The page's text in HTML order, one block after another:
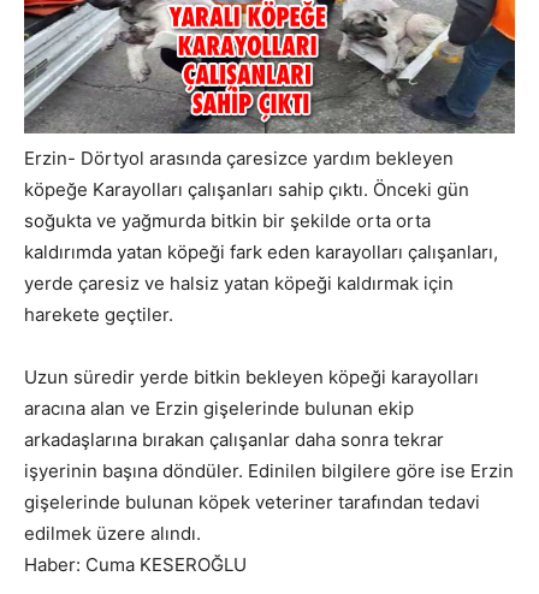
Erzin- Dörtyol arasında çaresizce yardım bekleyen
köpeğe Karayolları çalışanları sahip çıktı. Önceki gün
soğukta ve yağmurda bitkin bir şekilde orta orta
kaldırımda yatan köpeği fark eden karayolları çalışanları,
yerde çaresiz ve halsiz yatan köpeği kaldırmak için
harekete geçtiler.
Uzun süredir yerde bitkin bekleyen köpeği karayolları
aracına alan ve Erzin gişelerinde bulunan ekip
arkadaşlarına bırakan çalışanlar daha sonra tekrar
işyerinin başına döndüler. Edinilen bilgilere göre ise Erzin
gişelerinde bulunan köpek veteriner tarafından tedavi
edilmek üzere alındı.
Haber: Cuma KESEROĞLU